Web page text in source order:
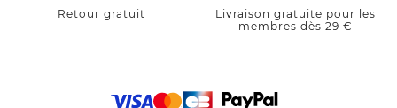
Retour gratuit
Livraison gratuite pour les
membres dès 29 €